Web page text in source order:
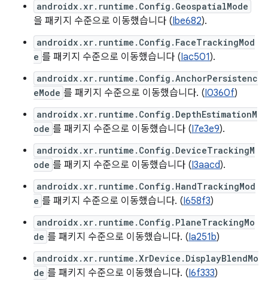
androidx.xr.runtime.Config.GeospatialMode
을 패키지 수준으로 이동했습니다 (Ibe682).
androidx.xr.runtime.Config.FaceTrackingMod
e 를 패키지 수준으로 이동했습니다 (Iac501).
androidx.xr.runtime.Config.AnchorPersistenc
eMode 를 패키지 수준으로 이동했습니다. (I0360f)
androidx.xr.runtime.Config.DepthEstimationM
ode 를 패키지 수준으로 이동했습니다 (I7e3e9).
androidx.xr.runtime.Config.DeviceTrackingM
ode 를 패키지 수준으로 이동했습니다 (I3aacd).
androidx.xr.runtime.Config.HandTrackingMod
e 를 패키지 수준으로 이동했습니다. (I658f3)
androidx.xr.runtime.Config.PlaneTrackingMo
de 를 패키지 수준으로 이동했습니다. (Ia251b)
androidx.xr.runtime.XrDevice.DisplayBlendMo
de 를 패키지 수준으로 이동했습니다. (I6f333)